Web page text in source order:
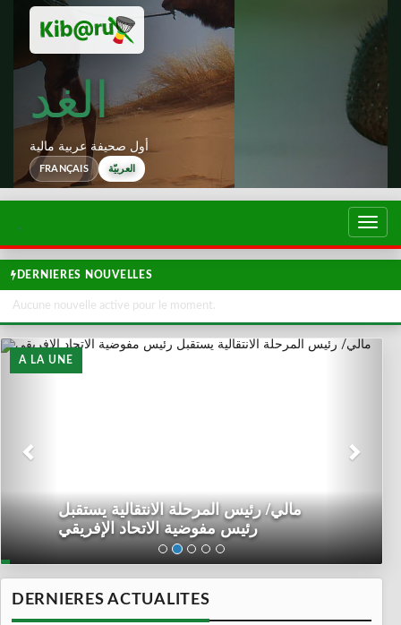
الغد
أول صحيفة عربية مالية
FRANÇAIS العربيّة
تبديل
DERNIERES NOUVELLES
Aucune nouvelle active pour le moment.
A LA UNE
مالي/ رئيس المرحلة الانتقالية يستقبل
رئيس مفوضية الاتحاد الإفريقي
DERNIERES ACTUALITES